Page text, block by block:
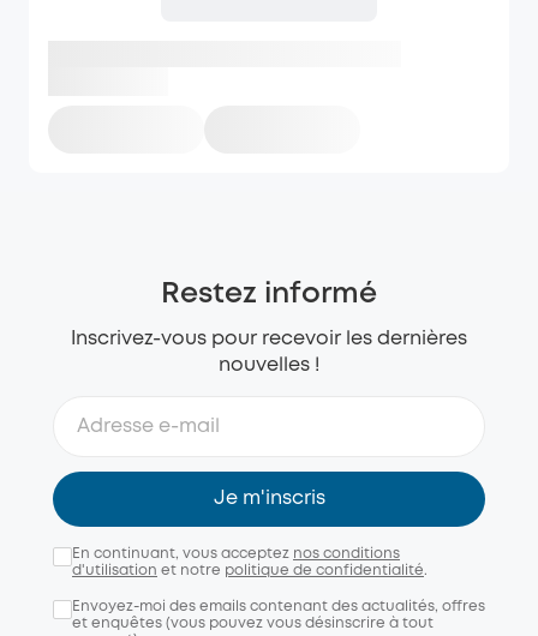
Restez informé
Inscrivez-vous pour recevoir les dernières
nouvelles !
Je m'inscris
En continuant, vous acceptez nos conditions
d'utilisation et notre politique de confidentialité.
Envoyez-moi des emails contenant des actualités, offres
et enquêtes (vous pouvez vous désinscrire à tout